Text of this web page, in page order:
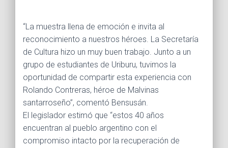
“La muestra llena de emoción e invita al
reconocimiento a nuestros héroes. La Secretaría
de Cultura hizo un muy buen trabajo. Junto a un
grupo de estudiantes de Uriburu, tuvimos la
oportunidad de compartir esta experiencia con
Rolando Contreras, héroe de Malvinas
santarroseño”, comentó Bensusán.
El legislador estimó que “estos 40 años
encuentran al pueblo argentino con el
compromiso intacto por la recuperación de